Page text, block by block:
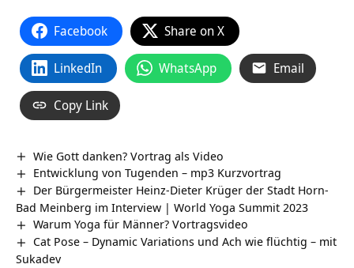
Facebook Share on X
LinkedIn WhatsApp Email
Copy Link
Wie Gott danken? Vortrag als Video
Entwicklung von Tugenden – mp3 Kurzvortrag
Der Bürgermeister Heinz-Dieter Krüger der Stadt Horn-
Bad Meinberg im Interview | World Yoga Summit 2023
Warum Yoga für Männer? Vortragsvideo
Cat Pose – Dynamic Variations und Ach wie flüchtig – mit
Sukadev